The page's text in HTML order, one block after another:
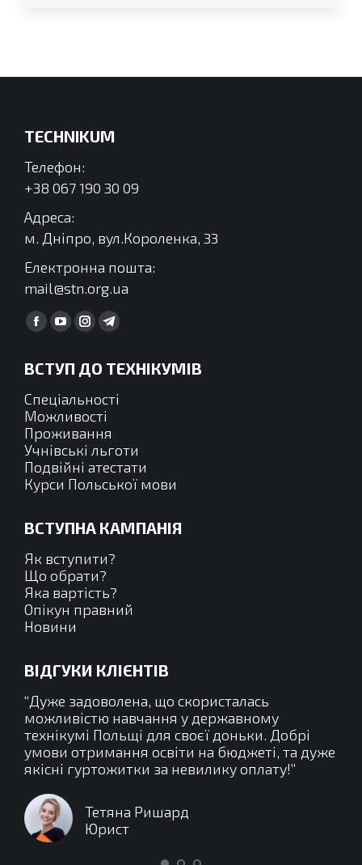
TECHNIKUM
Телефон:
+38 067 190 30 09
Адреса:
м. Дніпро, вул.Короленка, 33
Електронна пошта:
mail@stn.org.ua
Find us on:
Facebook
відкривається
у
новому
вікні
YouTube
відкривається
у
новому
вікні
Instagram
відкривається
у
новому
вікні
Telegram
відкривається
у
вікні
ВСТУП ДО ТЕХНІКУМІВ
Спеціальності
Можливості
Проживання
Учнівські льготи
Подвійні атестати
Курси Польської мови
ВСТУПНА КАМПАНІЯ
Як вступити?
Що обрати?
Яка вартість?
Опікун правний
Новини
ВІДГУКИ КЛІЄНТІВ
“Дуже задоволена, що скористалась
можливістю навчання у державному
технікумі Польщі для своєї доньки. Добрі
умови отримання освіти на бюджеті, та дуже
якісні гуртожитки за невилику оплату!”
Тетяна Ришард
Юрист